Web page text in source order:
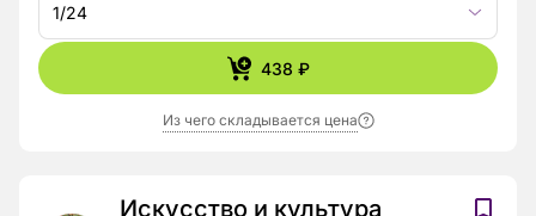
1/24
438 ₽
Из чего складывается цена
Искусство и культура